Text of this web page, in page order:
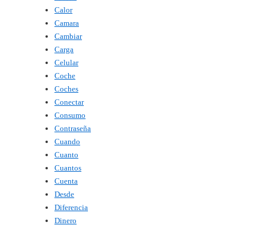
Calor
Camara
Cambiar
Carga
Celular
Coche
Coches
Conectar
Consumo
Contraseña
Cuando
Cuanto
Cuantos
Cuenta
Desde
Diferencia
Dinero